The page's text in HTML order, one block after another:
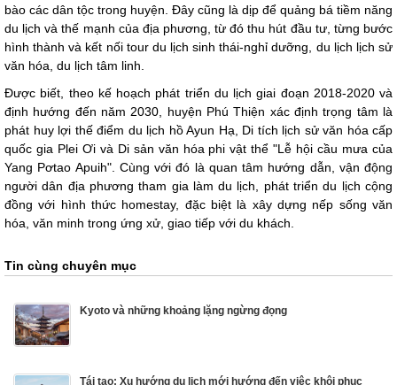
bào các dân tộc trong huyện. Đây cũng là dịp để quảng bá tiềm năng
du lịch và thế mạnh của địa phương, từ đó thu hút đầu tư, từng bước
hình thành và kết nối tour du lịch sinh thái-nghỉ dưỡng, du lịch lịch sử
văn hóa, du lịch tâm linh.
Được biết, theo kế hoạch phát triển du lịch giai đoạn 2018-2020 và
định hướng đến năm 2030, huyện Phú Thiện xác định trọng tâm là
phát huy lợi thế điểm du lịch hồ Ayun Hạ, Di tích lịch sử văn hóa cấp
quốc gia Plei Ơi và Di sản văn hóa phi vật thể "Lễ hội cầu mưa của
Yang Pơtao Apuih". Cùng với đó là quan tâm hướng dẫn, vận động
người dân địa phương tham gia làm du lịch, phát triển du lịch cộng
đồng với hình thức homestay, đặc biệt là xây dựng nếp sống văn
hóa, văn minh trong ứng xử, giao tiếp với du khách.
Tin cùng chuyên mục
Kyoto và những khoảng lặng ngừng đọng
Tái tạo: Xu hướng du lịch mới hướng đến việc khôi phục